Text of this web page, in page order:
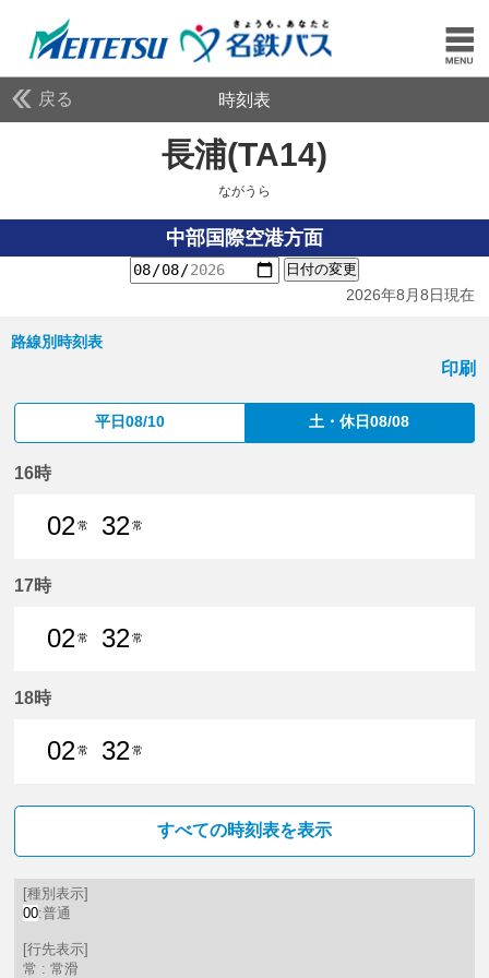
戻る 時刻表
長浦(TA14)
ながうら
中部国際空港方面
日付の変更
2026年8月8日現在
路線別時刻表
印刷
平日08/10 土・休日08/08
16時
02常
32常
17時
02常
32常
18時
02常
32常
すべての時刻表を表示
[種別表示]
00:普通
[行先表示]
常 : 常滑